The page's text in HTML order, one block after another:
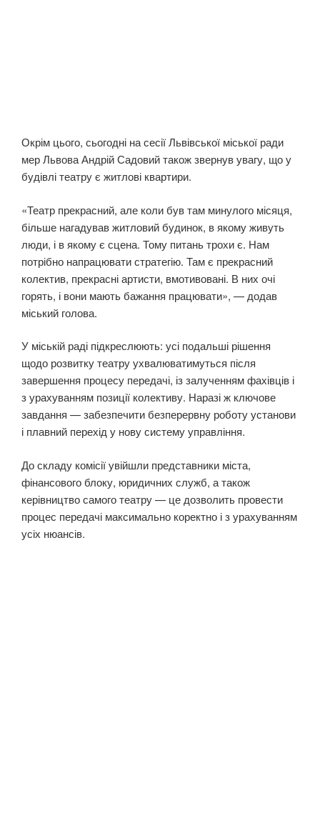
Окрім цього, сьогодні на сесії Львівської міської ради
мер Львова Андрій Садовий також звернув увагу, що у
будівлі театру є житлові квартири.
«Театр прекрасний, але коли був там минулого місяця,
більше нагадував житловий будинок, в якому живуть
люди, і в якому є сцена. Тому питань трохи є. Нам
потрібно напрацювати стратегію. Там є прекрасний
колектив, прекрасні артисти, вмотивовані. В них очі
горять, і вони мають бажання працювати», — додав
міський голова.
У міській раді підкреслюють: усі подальші рішення
щодо розвитку театру ухвалюватимуться після
завершення процесу передачі, із залученням фахівців і
з урахуванням позиції колективу. Наразі ж ключове
завдання — забезпечити безперервну роботу установи
і плавний перехід у нову систему управління.
До складу комісії увійшли представники міста,
фінансового блоку, юридичних служб, а також
керівництво самого театру — це дозволить провести
процес передачі максимально коректно і з урахуванням
усіх нюансів.